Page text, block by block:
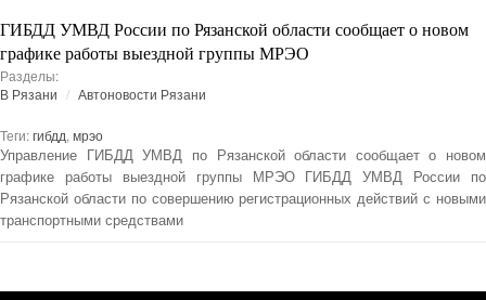
ГИБДД УМВД России по Рязанской области сообщает о новом
графике работы выездной группы МРЭО
Разделы:
В Рязани
Автоновости Рязани
Теги:гибдд, мрэо
Управление ГИБДД УМВД по Рязанской области сообщает о новом
графике работы выездной группы МРЭО ГИБДД УМВД России по
Рязанской области по совершению регистрационных действий с новыми
транспортными средствами